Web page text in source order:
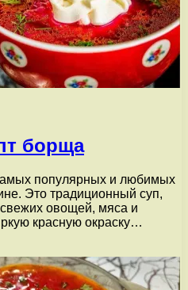
борща
популярных и любимых
Это традиционный суп,
свежих овощей, мяса и
красную окраску…